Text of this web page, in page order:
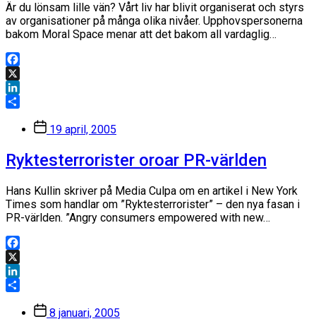
Är du lönsam lille vän? Vårt liv har blivit organiserat och styrs
av organisationer på många olika nivåer. Upphovspersonerna
bakom Moral Space menar att det bakom all vardaglig…
Facebook
X
LinkedIn
Inläggsdatum
19 april, 2005
Ryktesterrorister oroar PR-världen
Hans Kullin skriver på Media Culpa om en artikel i New York
Times som handlar om ”Ryktesterrorister” – den nya fasan i
PR-världen. ”Angry consumers empowered with new…
Facebook
X
LinkedIn
Inläggsdatum
8 januari, 2005